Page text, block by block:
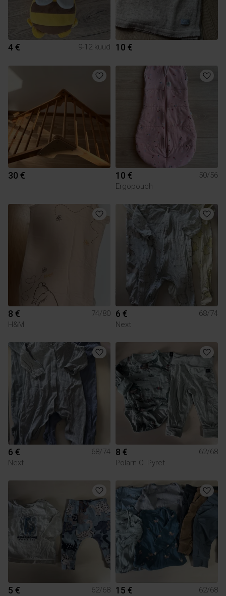
4 € 9-12 kuud 10 €
30 € 10 €
50/56
Ergopouch
8 €
74/80
H&M
6 €
68/74
Next
6 €
68/74
Next
8 €
62/68
Polarn O. Pyret
5 €
62/68
15 €
62/68